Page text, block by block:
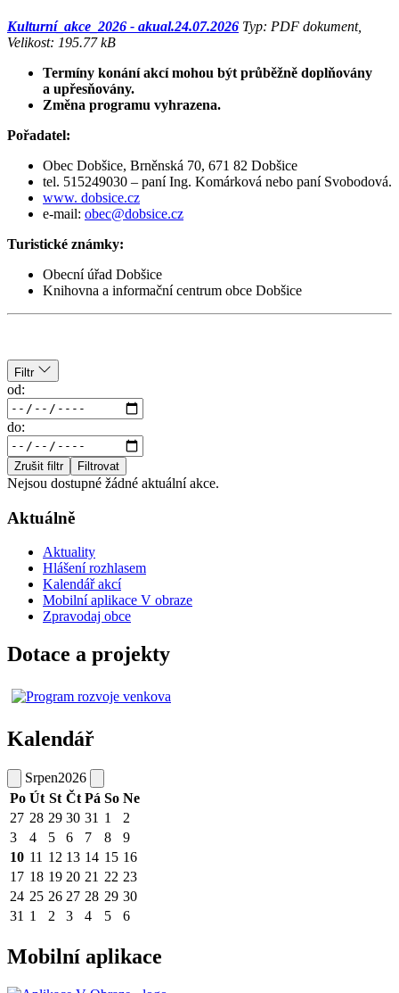
Kulturní_akce_2026 - akual.24.07.2026 Typ: PDF dokument,
Velikost: 195.77 kB
Termíny konání akcí mohou být průběžně doplňovány
a upřesňovány.
Změna programu vyhrazena.
Pořadatel:
Obec Dobšice, Brněnská 70, 671 82 Dobšice
tel. 515249030 – paní Ing. Komárková nebo paní Svobodová.
www. dobsice.cz
e-mail: obec@dobsice.cz
Turistické známky:
Obecní úřad Dobšice
Knihovna a informační centrum obce Dobšice
Filtr
od:
do:
Zrušit filtr Filtrovat
Nejsou dostupné žádné aktuální akce.
Aktuálně
Aktuality
Hlášení rozhlasem
Kalendář akcí
Mobilní aplikace V obraze
Zpravodaj obce
Dotace a projekty
Kalendář
Srpen2026
Po Út St Čt Pá So Ne
27 28 29 30 31 1
2
3
4 5 6 7 8
9
10 11 12 13 14 15 16
17 18 19 20 21 22 23
24 25 26 27 28 29 30
31 1 2 3 4 5 6
Mobilní aplikace